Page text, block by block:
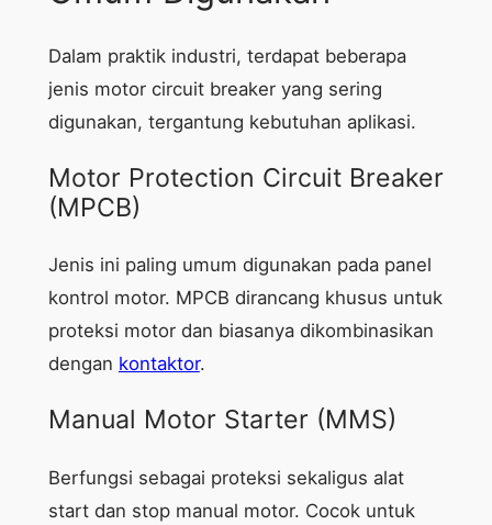
Dalam praktik industri, terdapat beberapa
jenis motor circuit breaker yang sering
digunakan, tergantung kebutuhan aplikasi.
Motor Protection Circuit Breaker
(MPCB)
Jenis ini paling umum digunakan pada panel
kontrol motor. MPCB dirancang khusus untuk
proteksi motor dan biasanya dikombinasikan
dengan kontaktor.
Manual Motor Starter (MMS)
Berfungsi sebagai proteksi sekaligus alat
start dan stop manual motor. Cocok untuk